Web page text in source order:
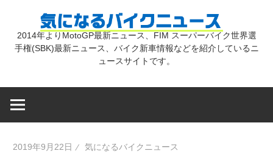
気
2014年よりMotoGP最新ニュース、FIM スーパーバイク世界選
手権(SBK)最新ニュース、バイク新車情報などを紹介しているニ
ュースサイトです。
2019年9月22日 気になるバイクニュース